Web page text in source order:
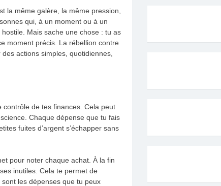
la même galère, la même pression,
qui, à un moment ou à un
Mais sache une chose : tu as
moment précis. La rébellion contre
actions simples, quotidiennes,
de tes finances. Cela peut
Chaque dépense que tu fais
fuites d’argent s’échapper sans
pour noter chaque achat. À la fin
inutiles. Cela te permet de
les dépenses que tu peux